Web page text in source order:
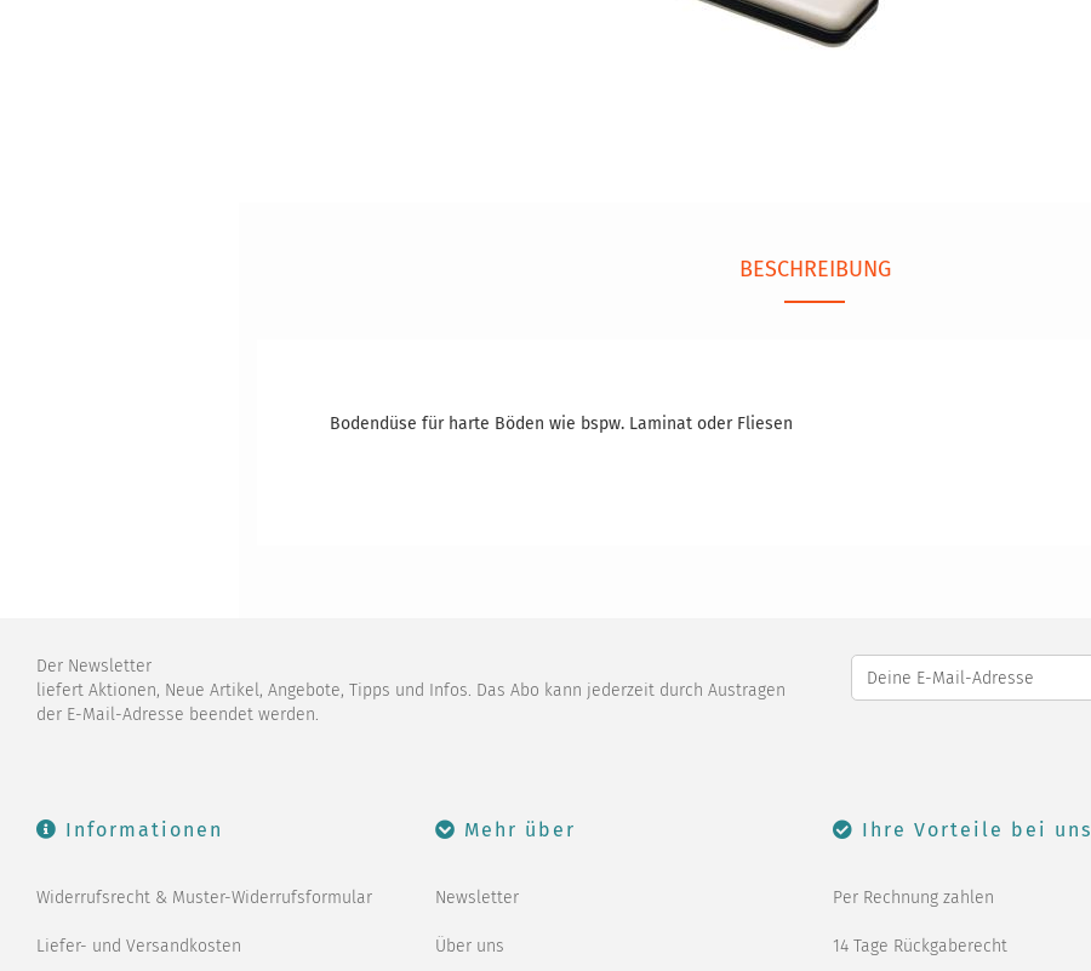
BESCHREIBUNG
Bodendüse für harte Böden wie bspw. Laminat oder Fliesen
Der Newsletter
liefert Aktionen, Neue Artikel, Angebote, Tipps und Infos. Das Abo kann jederzeit durch Austragen
der E-Mail-Adresse beendet werden.
Informationen
Widerrufsrecht & Muster-Widerrufsformular
Liefer- und Versandkosten
Mehr über
Newsletter
Über uns
Ihre Vorteile bei uns
Per Rechnung zahlen
14 Tage Rückgaberecht